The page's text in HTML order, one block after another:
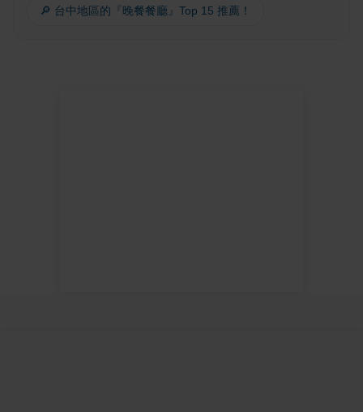
🔎 台中地區的『晚餐餐廳』Top 15 推薦！